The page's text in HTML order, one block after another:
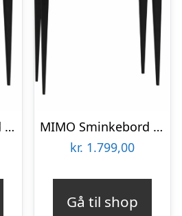
MIMO Sminkebord med spejl – 85×35 cm sorte ben / lysegrå
MIMO Sminkebord med spejl – 85×35 cm sorte ben / grafit
kr. 1.799,00
Gå til shop